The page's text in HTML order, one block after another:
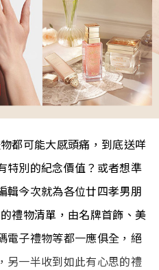
都可能大感頭痛，到底送咩
特別的紀念價值？或者想準
輯今次就為各位廿四孝男朋
禮物清單，由名牌首飾、美
電子禮物等都一應俱全，絕
另一半收到如此有心思的禮